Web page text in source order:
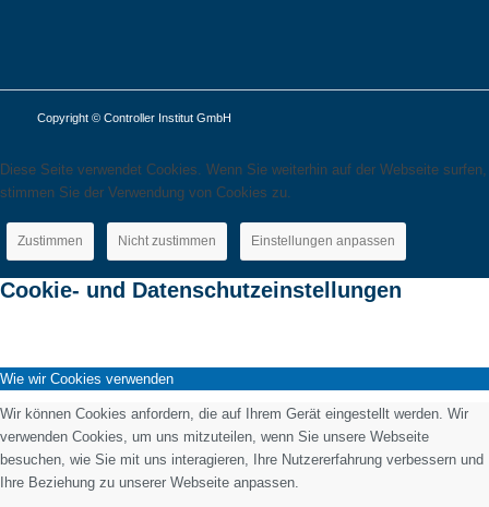
Copyright © Controller Institut GmbH
Diese Seite verwendet Cookies. Wenn Sie weiterhin auf der Webseite surfen,
stimmen Sie der Verwendung von Cookies zu.
Zustimmen Nicht zustimmen Einstellungen anpassen
Cookie- und Datenschutzeinstellungen
Wie wir Cookies verwenden
Wir können Cookies anfordern, die auf Ihrem Gerät eingestellt werden. Wir
verwenden Cookies, um uns mitzuteilen, wenn Sie unsere Webseite
besuchen, wie Sie mit uns interagieren, Ihre Nutzererfahrung verbessern und
Ihre Beziehung zu unserer Webseite anpassen.